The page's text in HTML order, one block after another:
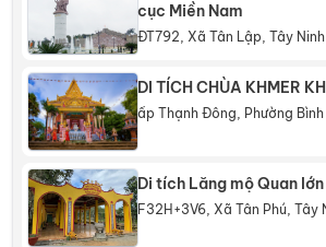
cục Miền Nam
ĐT792, Xã Tân Lập, Tây Ninh
DI TÍCH CHÙA KHMER
ấp Thạnh Đông, Phường Bình
Di tích Lăng mộ Quan
F32H+3V6, Xã Tân Phú, Tây